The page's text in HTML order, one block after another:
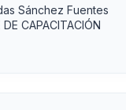
Sánchez Fuentes
DE CAPACITACIÓN